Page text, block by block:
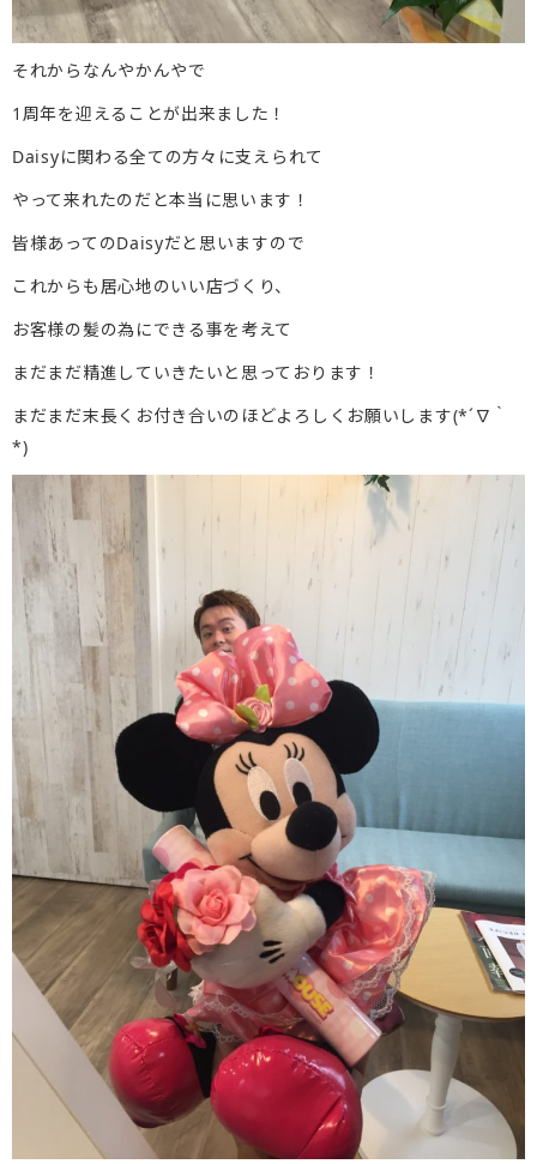
それからなんやかんやで
1周年を迎えることが出来ました！
Daisyに関わる全ての方々に支えられて
やって来れたのだと本当に思います！
皆様あってのDaisyだと思いますので
これからも居心地のいい店づくり、
お客様の髪の為にできる事を考えて
まだまだ精進していきたいと思っております！
まだまだ末長くお付き合いのほどよろしくお願いします(*´∇｀
*)